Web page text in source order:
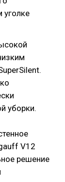
уборки.
V12
решение